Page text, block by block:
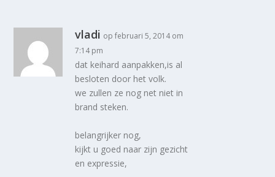
vladi op februari 5, 2014 om
7:14 pm
dat keihard aanpakken,is al
besloten door het volk.
we zullen ze nog net niet in
brand steken.
belangrijker nog,
kijkt u goed naar zijn gezicht
en expressie,